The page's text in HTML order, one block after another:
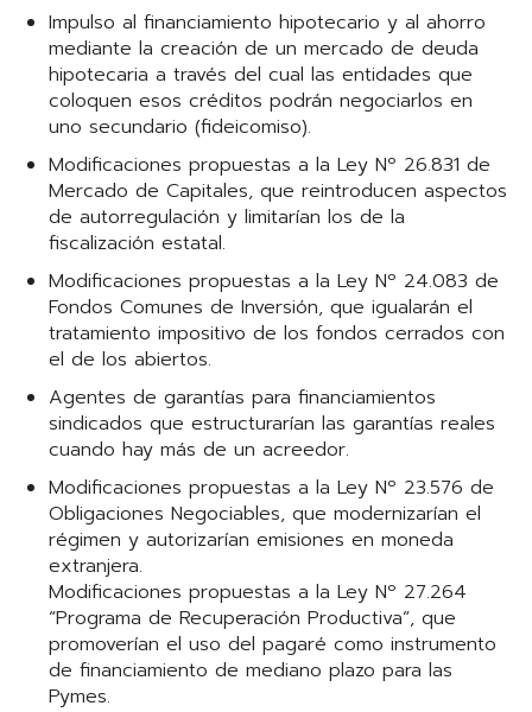
Impulso al financiamiento hipotecario y al ahorro
mediante la creación de un mercado de deuda
hipotecaria a través del cual las entidades que
coloquen esos créditos podrán negociarlos en
uno secundario (fideicomiso).
Modificaciones propuestas a la Ley Nº 26.831 de
Mercado de Capitales, que reintroducen aspectos
de autorregulación y limitarían los de la
fiscalización estatal.
Modificaciones propuestas a la Ley Nº 24.083 de
Fondos Comunes de Inversión, que igualarán el
tratamiento impositivo de los fondos cerrados con
el de los abiertos.
Agentes de garantías para financiamientos
sindicados que estructurarían las garantías reales
cuando hay más de un acreedor.
Modificaciones propuestas a la Ley Nº 23.576 de
Obligaciones Negociables, que modernizarían el
régimen y autorizarían emisiones en moneda
extranjera.
Modificaciones propuestas a la Ley Nº 27.264
“Programa de Recuperación Productiva”, que
promoverían el uso del pagaré como instrumento
de financiamiento de mediano plazo para las
Pymes.